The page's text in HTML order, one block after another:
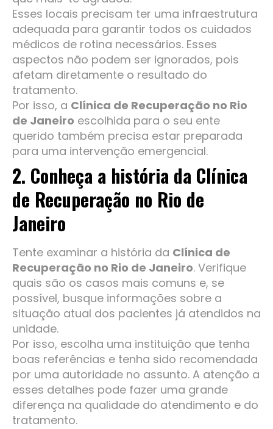
Esses locais precisam ter uma infraestrutura
adequada para garantir todos os cuidados
médicos de rotina necessários. Esses
aspectos não podem ser ignorados, pois
afetam diretamente o resultado do
tratamento.
Por isso, a Clínica de Recuperação no Rio
de Janeiro escolhida para o seu ente
querido também precisa estar preparada
para uma intervenção emergencial.
2. Conheça a história da Clínica
de Recuperação no Rio de
Janeiro
Tente examinar a história da Clínica de
Recuperação no Rio de Janeiro. Verifique
quais são os casos mais comuns e, se
possível, busque informações sobre a
situação atual dos pacientes já atendidos na
unidade.
Por isso, escolha uma instituição que tenha
boas referências e tenha sido recomendada
por uma autoridade no assunto. A atenção a
esses detalhes pode fazer uma grande
diferença na qualidade do atendimento e do
tratamento.